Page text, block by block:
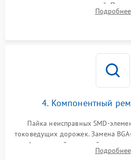
дежурных напряжений.
мультиконтроллера,Подробнее
4. Компонентный
Пайка неисправных SMD-
токоведущих дорожек. Замена
инфракрасной паяльной
BIOS или заменаПодробнее